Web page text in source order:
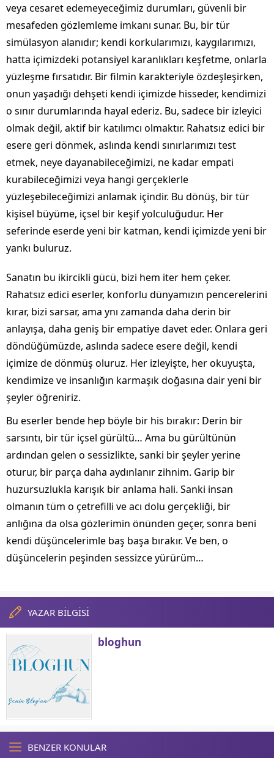
veya cesaret edemeyeceğimiz durumları, güvenli bir
mesafeden gözlemleme imkanı sunar. Bu, bir tür
simülasyon alanıdır; kendi korkularımızı, kaygılarımızı,
hatta içimizdeki potansiyel karanlıkları keşfetme, onlarla
yüzleşme fırsatıdır. Bir filmin karakteriyle özdeşleşirken,
onun yaşadığı dehşeti kendi içimizde hisseder, kendimizi
o sınır durumlarında hayal ederiz. Bu, sadece bir izleyici
olmak değil, aktif bir katılımcı olmaktır. Rahatsız edici bir
esere geri dönmek, aslında kendi sınırlarımızı test
etmek, neye dayanabileceğimizi, ne kadar empati
kurabileceğimizi veya hangi gerçeklerle
yüzleşebileceğimizi anlamak içindir. Bu dönüş, bir tür
kişisel büyüme, içsel bir keşif yolculuğudur. Her
seferinde eserde yeni bir katman, kendi içimizde yeni bir
yankı buluruz.
Sanatın bu ikircikli gücü, bizi hem iter hem çeker.
Rahatsız edici eserler, konforlu dünyamızın pencerelerini
kırar, bizi sarsar, ama ynı zamanda daha derin bir
anlayışa, daha geniş bir empatiye davet eder. Onlara geri
döndüğümüzde, aslında sadece esere değil, kendi
içimize de dönmüş oluruz. Her izleyişte, her okuyuşta,
kendimize ve insanlığın karmaşık doğasına dair yeni bir
şeyler öğreniriz.
Bu eserler bende hep böyle bir his bırakır: Derin bir
sarsıntı, bir tür içsel gürültü… Ama bu gürültünün
ardından gelen o sessizlikte, sanki bir şeyler yerine
oturur, bir parça daha aydınlanır zihnim. Garip bir
huzursuzlukla karışık bir anlama hali. Sanki insan
olmanın tüm o çetrefilli ve acı dolu gerçekliği, bir
anlığına da olsa gözlerimin önünden geçer, sonra beni
kendi düşüncelerimle baş başa bırakır. Ve ben, o
düşüncelerin peşinden sessizce yürürüm…
YAZAR BİLGİSİ
bloghun
BENZER KONULAR